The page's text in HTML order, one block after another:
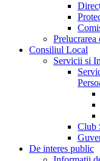
Prelucrarea
Consiliul Local
Servicii si
Club
De interes public